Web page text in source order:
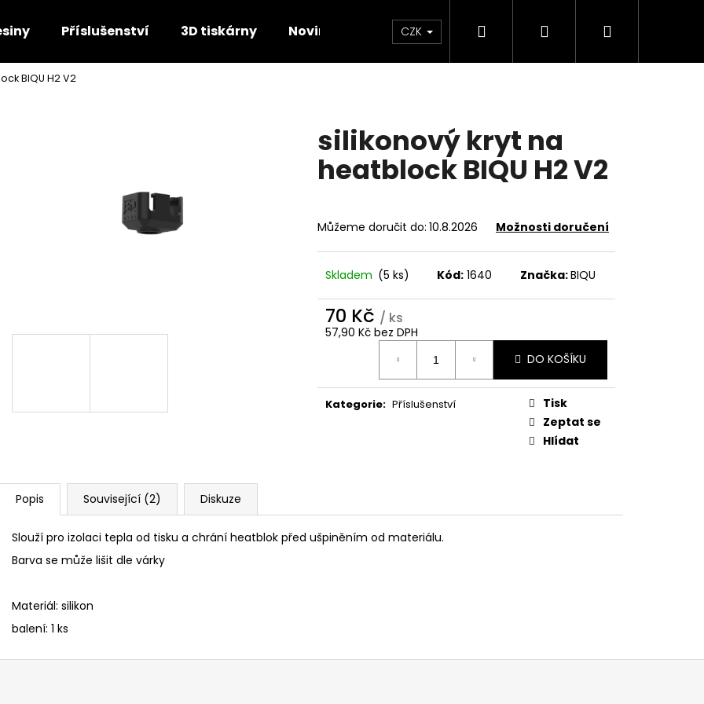
Příslušenství 3D tiskárny Novinky Sleva Dárkové poukazy FAQ
CZK Hledat PřihlášeníNákupní
BIQU H2 V2
silikonový kryt na
heatblock BIQU H2 V2
Můžeme doručit do: 10.8.2026 Možnosti doručení
Skladem (5 ks) Kód: 1640 Značka:BIQU
70 Kč / ks
57,90 Kč bez DPH
DO KOŠÍKU
Kategorie: Příslušenství
Tisk
Zeptat se
Hlídat
Popis Související (2) Diskuze
Slouží pro izolaci tepla od tisku a chrání heatblok před ušpiněním od materiálu.
Barva se může lišit dle várky
Materiál: silikon
balení: 1 ks
Co potřebujete najít?
Doporučujeme